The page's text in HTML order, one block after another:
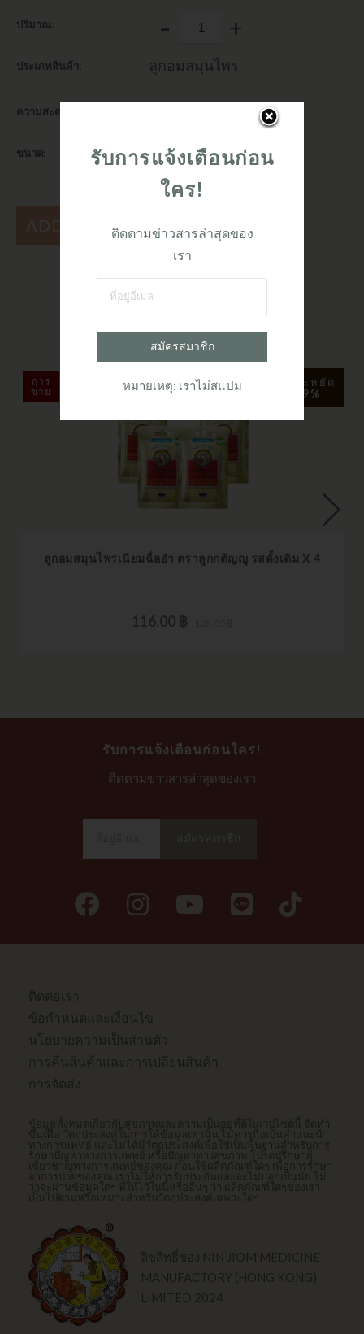
ปริมาณ: - +
ประเภทสินค้า: ลูกอมสมุนไพร
ความสะดวก:
ขนาด:
20 กรัม x 4
ADD TO CART
-สินค้าที่เกี่ยวข้อง-
การ
ขาย
ประหยัด
9%
ลูกอมสมุนไพรเนียมฉื่ออำ ตราลูกกตัญญู รสดั้งเดิม X 4
116.00 ฿
รับการแจ้งเตือนก่อนใคร!
ติดตามข่าวสารล่าสุดของเรา
สมัครสมาชิก
อิน
แกรม
สาย
ติดต่อเรา
ข้อกําหนดและเงื่อนไข
นโยบายความเป็นส่วนตัว
การคืนสินค้าและการเปลี่ยนสินค้า
การจัดส่ง
ข้อมูลทั้งหมดเกี่ยวกับสุขภาพและความเป็นอยู่ที่ดีในเวปไซต์นี้ จัดทำ
ขึ้นเพื่อ วัตถุประสงค์ในการให้ข้อมูลเท่านั้น ไม่ควรถือเป็นคำแนะนำ
ทางการแพทย์ และไม่ได้มีวัตถุประสงค์เพื่อใช้เป็นพื้นฐานสำหรับการ
รักษาปัญหาทางการแพทย์ หรือปัญหาทางสุขภาพ โปรดปรึกษาผู้
เชี่ยวชาญทางการแพทย์ของคุณ ก่อนใช้ผลิตภัณฑ์ใดๆ เพื่อการรักษา
อาการป่วยของคุณ เราไม่ให้การรับประกันและจะไม่บอกเป็นนัย ไม่
ว่าจะผ่านข้อมูลใดๆ ที่ให้ไว้ในนี้หรืออื่นๆ ว่า ผลิตภัณฑ์ใดๆของเรา
เป็นไปตามหรือเหมาะสำหรับวัตถุประสงค์เฉพาะใดๆ
ลิขสิทธิ์ของ NIN JIOM MEDICINE
MANUFACTORY (HONG KONG)
LIMITED 2024
รับการแจ้งเตือนก่อน
ใคร!
ติดตามข่าวสารล่าสุดของ
เรา
สมัครสมาชิก
หมายเหตุ: เราไม่สแปม